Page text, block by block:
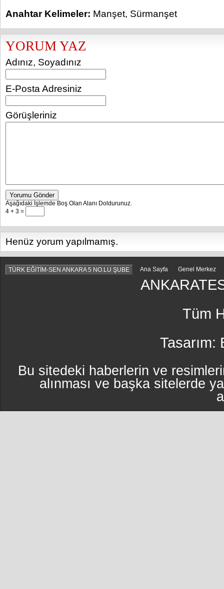
Anahtar Kelimeler: Manşet, Sürmanşet
YORUM YAZ
Adınız, Soyadınız
E-Posta Adresiniz
Görüşleriniz
Yorumu Gönder
Aşağıdaki İşlemde Boş Olan Alanı Doldurunuz.
4 + 3 =
Henüz yorum yapılmamış.
TÜRK EĞİTİM-SEN ANKARA 5 NO.LU ŞUBE Ana Sayfa Genel Merkez
Tüm
Tasarım:
Bu sitedeki haberlerin ve
alınması ve başka sitelerde